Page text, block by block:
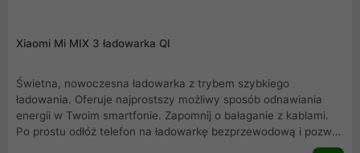
Xiaomi Mi MIX 3 ładowarka QI
Świetna, nowoczesna ładowarka z trybem szybkiego
ładowania. Oferuje najprostszy możliwy sposób odnawiania
energii w Twoim smartfonie. Zapomnij o bałaganie z kablami.
Po prostu odłóż telefon na ładowarkę bezprzewodową i pozwól